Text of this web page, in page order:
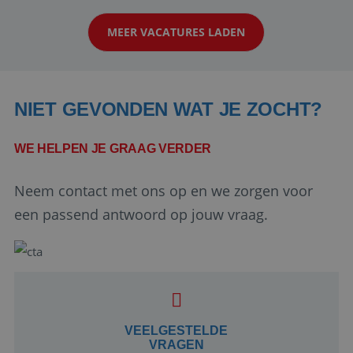
op zoek naar een enthousiaste, leergie...
MEER VACATURES LADEN
NIET GEVONDEN WAT JE ZOCHT?
WE HELPEN JE GRAAG VERDER
Neem contact met ons op en we zorgen voor
een passend antwoord op jouw vraag.
VEELGESTELDE
VRAGEN
Google Privacy Policy